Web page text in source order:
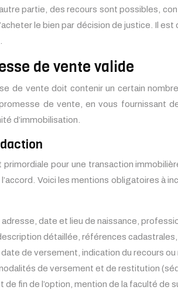
partie, des recours sont possibles,
le bien par décision de justice. Il
de vente valide
de vente doit contenir un certain
de vente, en vous fournissant
d’immobilisation.
pour une transaction
Voici les mentions obligatoires à
date et lieu de naissance,
détaillée, références
de versement, indication du recours ou
de versement et de restitution
fin de l’option, mention de la faculté de